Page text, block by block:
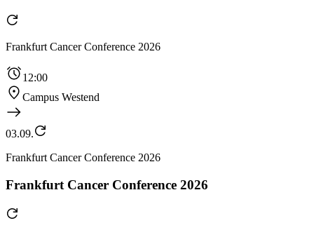
Frankfurt Cancer Conference 2026
12:00
Campus Westend
03.09.
Frankfurt Cancer Conference 2026
Frankfurt Cancer Conference 2026